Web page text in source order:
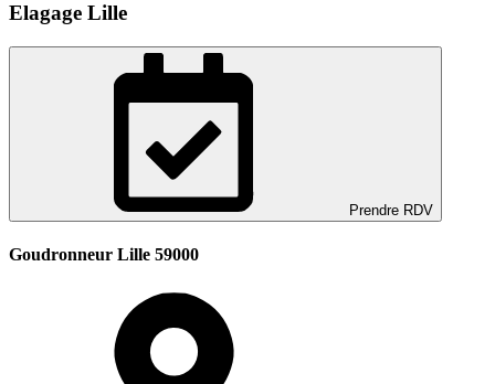
Elagage Lille
Prendre RDV
Goudronneur Lille 59000